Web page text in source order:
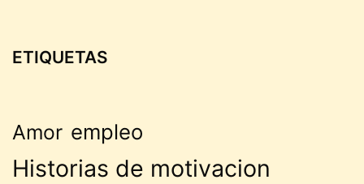
ETIQUETAS
Amor empleo
Historias de motivacion